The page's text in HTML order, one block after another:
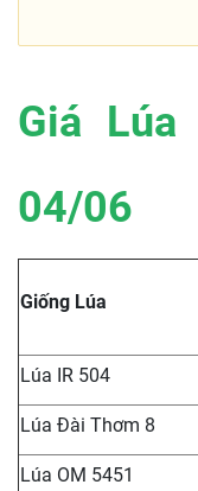
Giá Lúa
04/06
Giống Lúa
Lúa IR 504
Lúa Đài Thơm 8
Lúa OM 5451